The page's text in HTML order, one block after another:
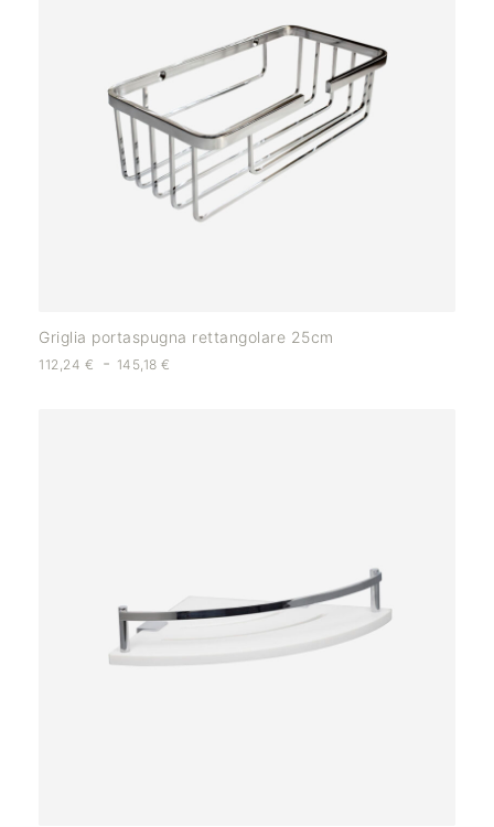
Griglia portaspugna rettangolare 25cm
112,24 € - 145,18€